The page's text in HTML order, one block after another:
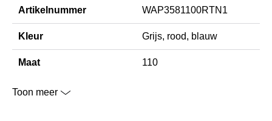
Artikelnummer WAP3581100RTN1
Kleur Grijs, rood, blauw
Maat 110
Toon meer